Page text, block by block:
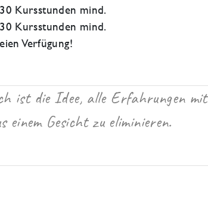
Kursstunden mind.
Kursstunden mind.
Verfügung!
ist die Idee, alle Erfahrungen mit
einem Gesicht zu eliminieren.